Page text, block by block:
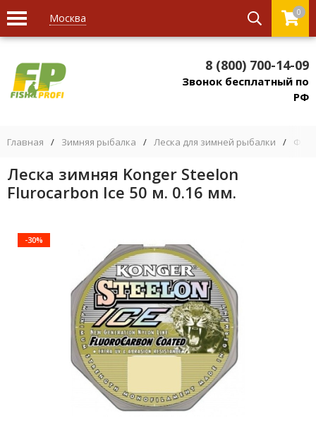
Москва 0
8 (800) 700-14-09
Звонок бесплатный по
РФ
Главная / Зимняя рыбалка / Леска для зимней рыбалки /
Леска зимняя Konger Steelon
Flurocarbon Ice 50 м. 0.16 мм.
-30%